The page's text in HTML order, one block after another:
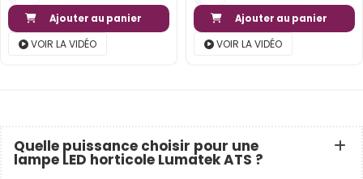
Ajouter au panier
VOIR LA VIDÉO
Ajouter au panier
VOIR LA VIDÉO
Quelle puissance choisir pour une
lampe LED horticole Lumatek ATS ?